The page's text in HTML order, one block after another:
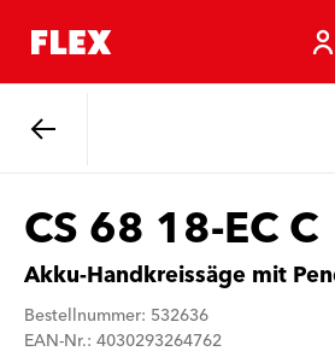
CS 68 18-EC C
Akku-Handkreissäge mit
Bestellnummer: 532636
EAN-Nr.: 4030293264762